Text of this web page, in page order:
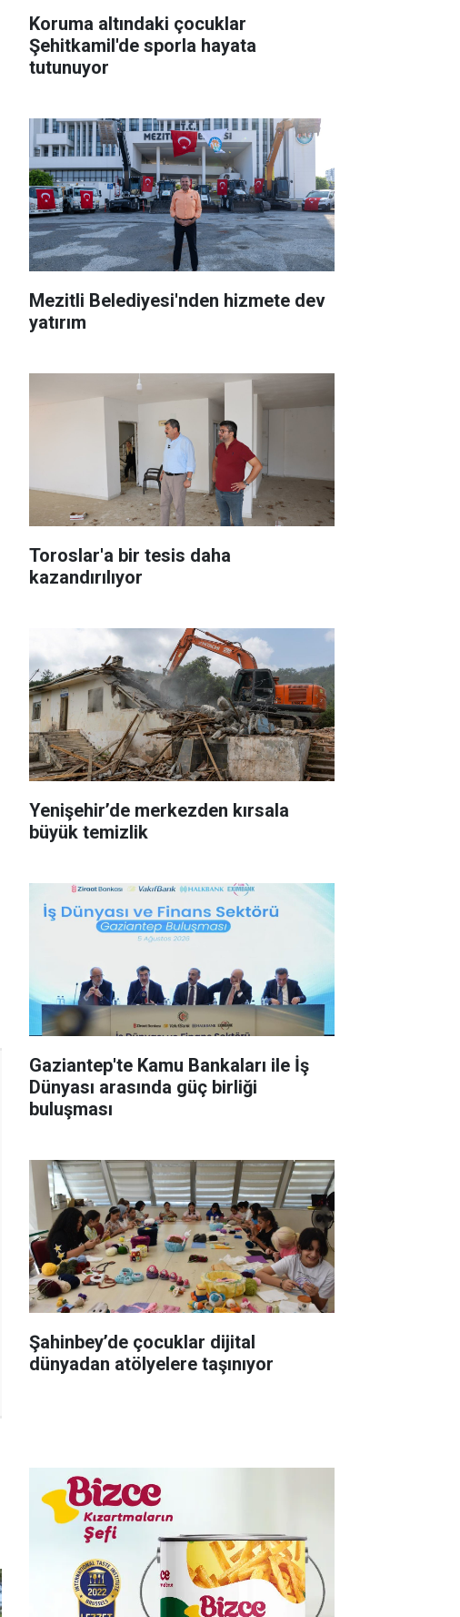
Koruma altındaki çocuklar
Şehitkamil'de sporla hayata
tutunuyor
Mezitli Belediyesi'nden hizmete dev
yatırım
Toroslar'a bir tesis daha
kazandırılıyor
Yenişehir’de merkezden kırsala
büyük temizlik
Gaziantep'te Kamu Bankaları ile İş
Dünyası arasında güç birliği
buluşması
Şahinbey’de çocuklar dijital
dünyadan atölyelere taşınıyor